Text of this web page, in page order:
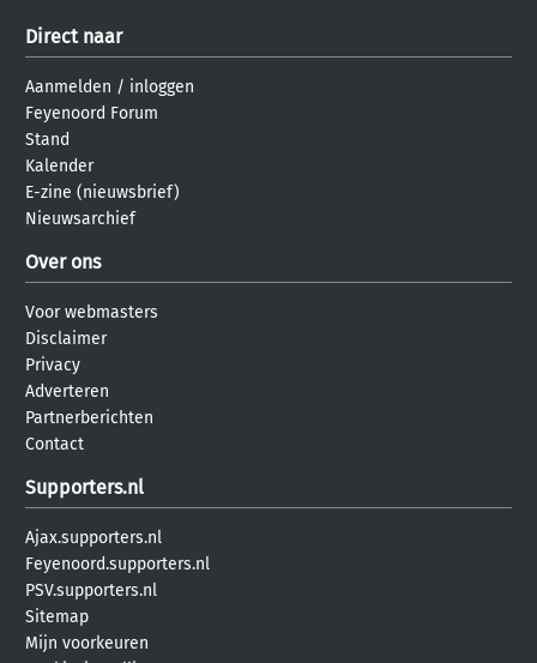
Direct naar
Aanmelden / inloggen
Feyenoord Forum
Stand
Kalender
E-zine (nieuwsbrief)
Nieuwsarchief
Over ons
Voor webmasters
Disclaimer
Privacy
Adverteren
Partnerberichten
Contact
Supporters.nl
Ajax.supporters.nl
Feyenoord.supporters.nl
PSV.supporters.nl
Sitemap
Mijn voorkeuren